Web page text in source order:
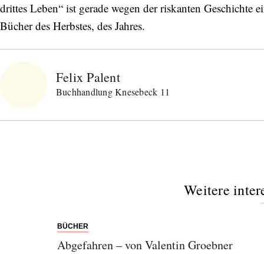
drittes Leben“ ist gerade wegen der riskanten Geschichte
Bücher des Herbstes, des Jahres.
Felix Palent
Buchhandlung Knesebeck 11
Weitere
BÜCHER
Abgefahren – von Valentin Groebner
Abonnieren Sie unseren Newsletter